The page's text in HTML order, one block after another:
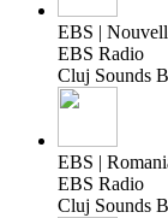
EBS |
EBS Radio
Cluj Sounds
EBS |
EBS Radio
Cluj Sounds